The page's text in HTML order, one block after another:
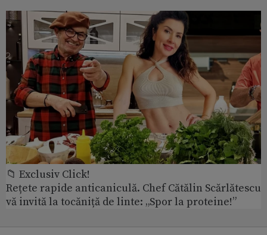
📁 Exclusiv Click!
Rețete rapide anticaniculă. Chef Cătălin Scărlătescu
vă invită la tocăniță de linte: „Spor la proteine!”